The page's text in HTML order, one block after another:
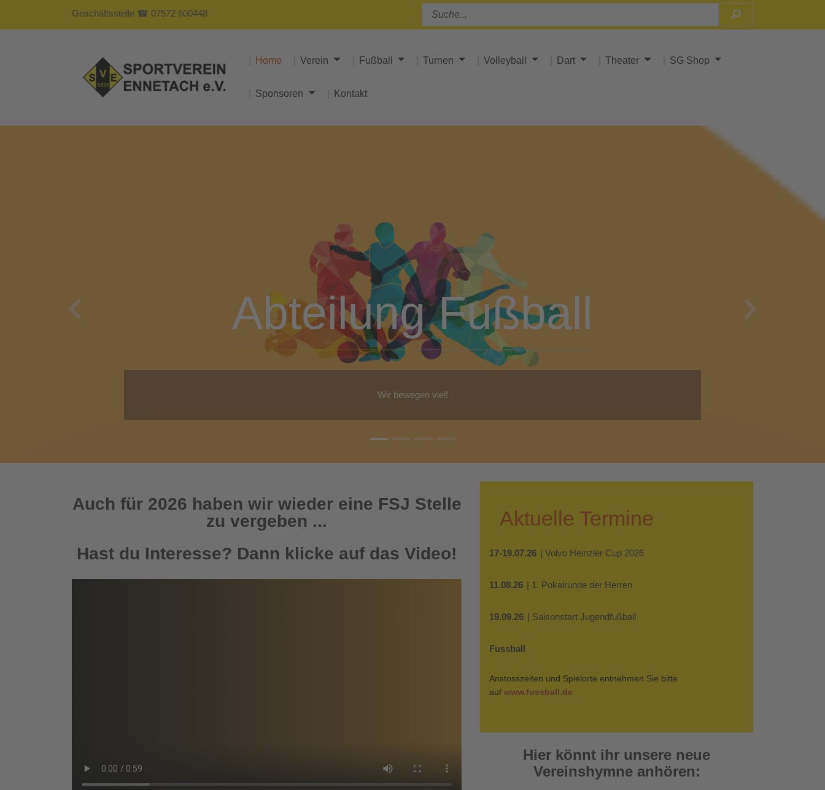
Geschäftsstelle ☎ 07572 600448
Home Verein Fußball Turnen Volleyball Dart Theater SG Shop
Sponsoren Kontakt
Abteilung Turnen
Ob Yoga, Step-Aerobic, Gymnastik, Walking - für jeden ist etwas dabei!
Previous
Auch für 2026 haben wir wieder eine FSJ Stelle
zu vergeben ...
Hast du Interesse? Dann klicke auf das Video!
Aktuelle Termine
17-19.07.26 | Volvo Heinzler Cup 2026
11.08.26 | 1. Pokalrunde der Herren
19.09.26 | Saisonstart Jugendfußball
Fussball
Anstosszeiten und Spielorte entnehmen Sie bitte
auf www.fussball.de
Hier könnt ihr unsere neue
Vereinshymne anhören: